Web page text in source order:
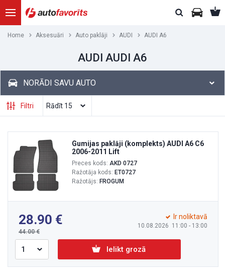
Home Aksesuāri Auto paklāji AUDI AUDI A6
AUDI AUDI A6
NORĀDI SAVU AUTO
Filtri
Gumijas paklāji (komplekts) AUDI A6 C6
2006-2011 Lift
Preces kods: AKD 0727
Ražotāja kods: ET0727
Ražotājs: FROGUM
28.90
44.00
10.08.2026 11:00 - 13:00
Ir noliktavā
Ielikt grozā